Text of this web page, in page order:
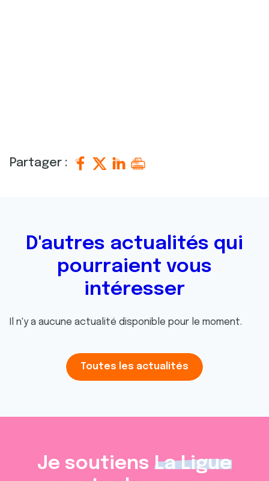
Partager :
D'autres actualités qui
pourraient vous
intéresser
Il n'y a aucune actualité disponible pour le moment.
Toutes les actualités
Je soutiens La Ligue